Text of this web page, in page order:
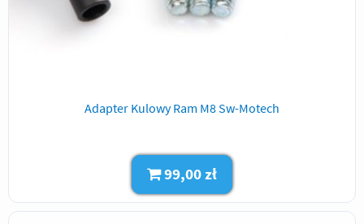
Adapter Kulowy Ram M8 Sw-Motech
99,00 zł